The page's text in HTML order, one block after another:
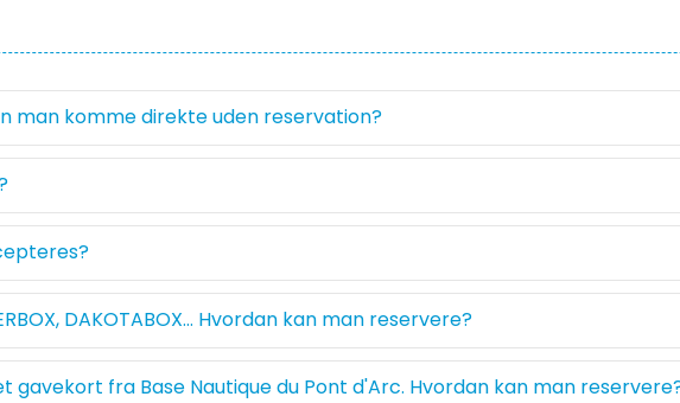
man komme direkte uden reservation?
DAKOTABOX… Hvordan kan man reservere?
gavekort fra Base Nautique du Pont d'Arc. Hvordan kan man